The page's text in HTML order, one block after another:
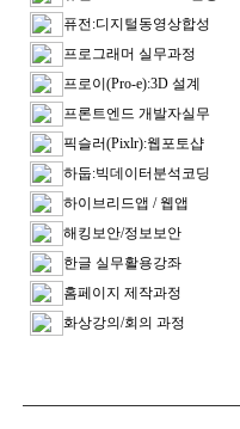
퓨전:디지털동영상합성
프로그래머 실무과정
프로이(Pro-e):3D 설계
프론트엔드 개발자실무
픽슬러(Pixlr):웹포토샵
하둡:빅데이터분석코딩
하이브리드앱 / 웹앱
해킹보안/정보보안
한글 실무활용강좌
홈페이지 제작과정
화상강의/회의 과정